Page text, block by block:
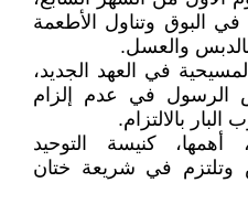
البوق وتناول الأطعمة
بالدبس والعسل.
في العهد الجديد،
الرسول في عدم إلزام
بالالتزام.
كنيسة التوحيد
وتلتزم في شريعة ختان